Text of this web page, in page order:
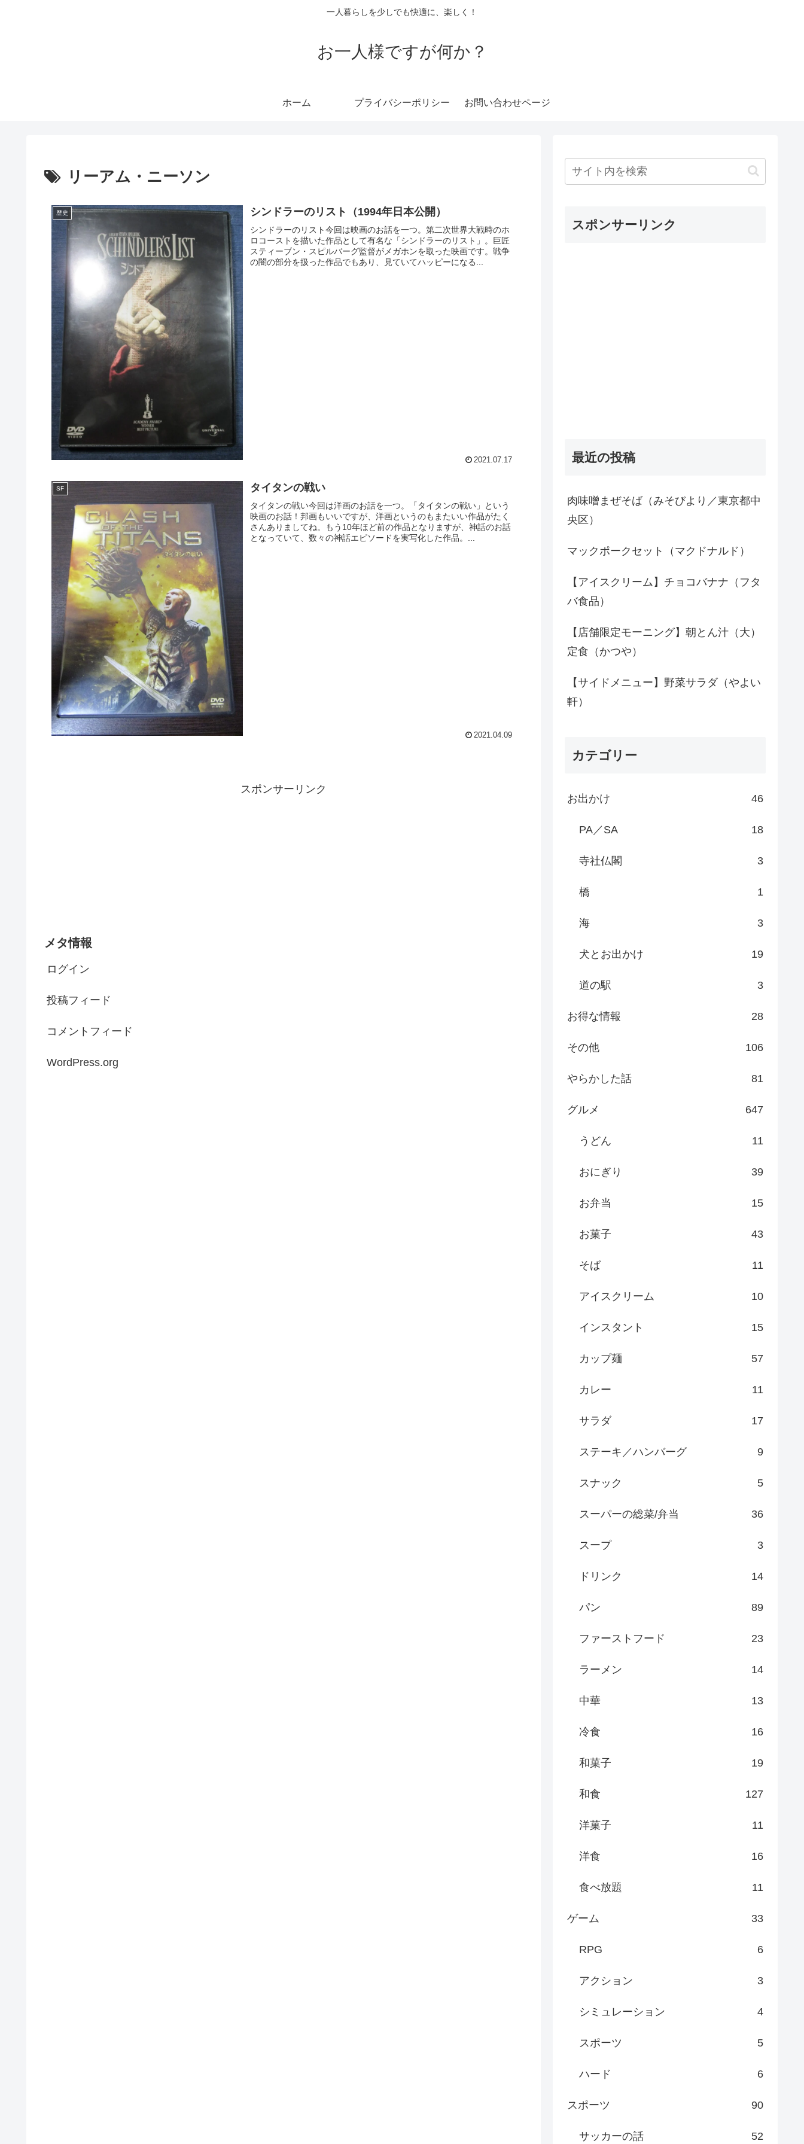
一人暮らしを少しでも快適に、楽しく！
お一人様ですが何か？
ホーム プライバシーポリシー お問い合わせページ
リーアム・ニーソン
歴史 シンドラーのリスト（1994年日本公開）
シンドラーのリスト今回は映画のお話を一つ。第二次世界大戦時のホ
ロコーストを描いた作品として有名な「シンドラーのリスト」。巨匠
スティーブン・スピルバーグ監督がメガホンを取った映画です。戦争
の闇の部分を扱った作品でもあり、見ていてハッピーになる...
2021.07.17
SF タイタンの戦い
タイタンの戦い今回は洋画のお話を一つ。「タイタンの戦い」という
映画のお話！邦画もいいですが、洋画というのもまたいい作品がたく
さんありましてね。もう10年ほど前の作品となりますが、神話のお話
となっていて、数々の神話エピソードを実写化した作品。...
2021.04.09
スポンサーリンク
メタ情報
ログイン
投稿フィード
コメントフィード
WordPress.org
スポンサーリンク
最近の投稿
肉味噌まぜそば（みそびより／東京都中
央区）
マックポークセット（マクドナルド）
【アイスクリーム】チョコバナナ（フタ
バ食品）
【店舗限定モーニング】朝とん汁（大）
定食（かつや）
【サイドメニュー】野菜サラダ（やよい
軒）
カテゴリー
お出かけ 46
PA／SA 18
寺社仏閣 3
橋 1
海 3
犬とお出かけ 19
道の駅 3
お得な情報 28
その他 106
やらかした話 81
グルメ 647
うどん 11
おにぎり 39
お弁当 15
お菓子 43
そば 11
アイスクリーム 10
インスタント 15
カップ麺 57
カレー 11
サラダ 17
ステーキ／ハンバーグ 9
スナック 5
スーパーの総菜/弁当 36
スープ 3
ドリンク 14
パン 89
ファーストフード 23
ラーメン 14
中華 13
冷食 16
和菓子 19
和食 127
洋菓子 11
洋食 16
食べ放題 11
ゲーム 33
RPG 6
アクション 3
シミュレーション 4
スポーツ 5
ハード 6
スポーツ 90
サッカーの話 52